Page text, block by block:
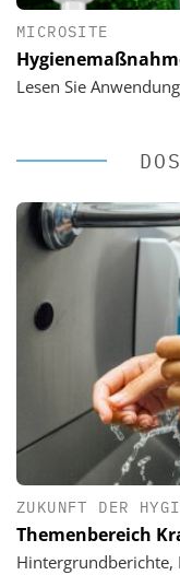
MICROSITE
Lesen Sie
ZUKUNFT DER
Themenbereich
Hintergrundberichte,